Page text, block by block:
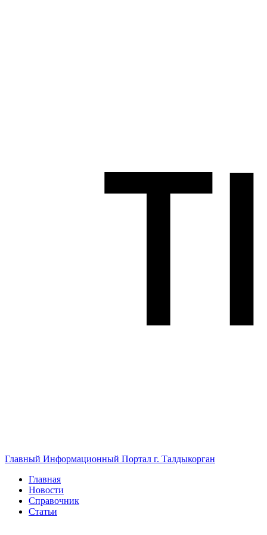
Главный Информационный Портал г. Талдыкорган
Главная
Новости
Справочник
Статьи